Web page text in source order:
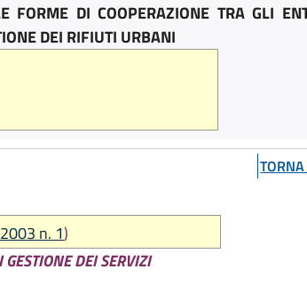
FORME DI COOPERAZIONE TRA GLI
DEI RIFIUTI URBANI
n. 1)
DEI SERVIZI